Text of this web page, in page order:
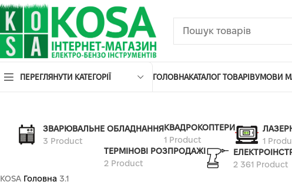
ПЕРЕГЛЯНУТИ КАТЕГОРІЇ ГОЛОВНАКАТАЛОГ ТОВАРІВУМОВИ
ЗВАРЮВАЛЬНЕ ОБЛАДНАННЯ
3 Product
КВАДРОКОПТЕРИ
1 Product
1
ТЕРМІНОВІ РОЗПРОДАЖІ
2 Product
2 361 Product
KOSA Головна 3.1